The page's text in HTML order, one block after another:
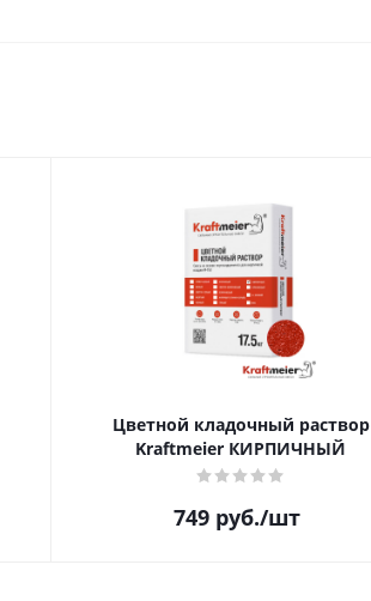
Цветной кладочный раствор
Kraftmeier КИРПИЧНЫЙ
749руб./шт